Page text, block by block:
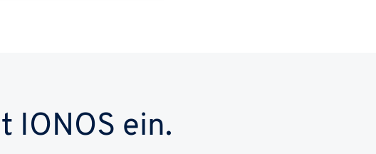
IONOS ein.